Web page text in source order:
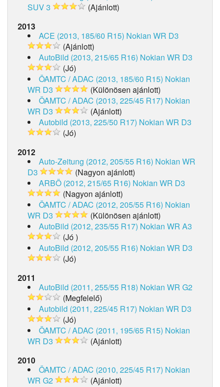
SUV 3
(Ajánlott)
2013
ACE (2013, 185/60 R15) Nokian WR D3
(Ajánlott)
AutoBild (2013, 215/65 R16) Nokian WR D3
(Jó)
ÖAMTC / ADAC (2013, 185/60 R15) Nokian
WR D3
(Különösen ajánlott)
ÖAMTC / ADAC (2013, 225/45 R17) Nokian
WR D3
(Ajánlott)
Autobild (2013, 225/50 R17) Nokian WR D3
(Jó)
2012
Auto-Zeitung (2012, 205/55 R16) Nokian WR
D3
(Nagyon ajánlott)
ARBÖ (2012, 215/65 R16) Nokian WR D3
(Nagyon ajánlott)
ÖAMTC / ADAC (2012, 205/55 R16) Nokian
WR D3
(Különösen ajánlott)
AutoBild (2012, 235/55 R17) Nokian WR A3
(Jó )
AutoBild (2012, 205/55 R16) Nokian WR D3
(Jó)
2011
AutoBild (2011, 255/55 R18) Nokian WR G2
(Megfelelő)
Autobild (2011, 225/45 R17) Nokian WR D3
(Jó)
ÖAMTC / ADAC (2011, 195/65 R15) Nokian
WR D3
(Ajánlott)
2010
ÖAMTC / ADAC (2010, 225/45 R17) Nokian
WR G2
(Ajánlott)